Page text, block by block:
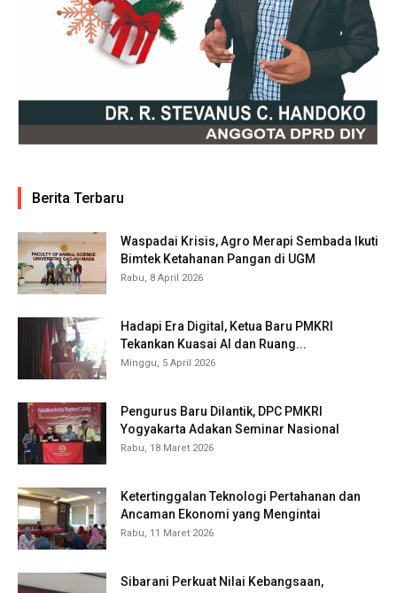
Berita Terbaru
Waspadai Krisis, Agro Merapi Sembada Ikuti
Bimtek Ketahanan Pangan di UGM
Rabu, 8 April 2026
Hadapi Era Digital, Ketua Baru PMKRI
Tekankan Kuasai AI dan Ruang...
Minggu, 5 April 2026
Pengurus Baru Dilantik, DPC PMKRI
Yogyakarta Adakan Seminar Nasional
Rabu, 18 Maret 2026
Ketertinggalan Teknologi Pertahanan dan
Ancaman Ekonomi yang Mengintai
Rabu, 11 Maret 2026
Sibarani Perkuat Nilai Kebangsaan,